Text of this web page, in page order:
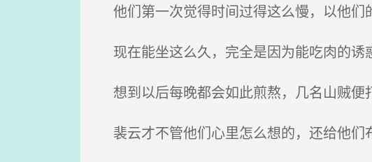
他们第一次觉得时间过得这么慢，以他们
现在能坐这么久，完全是因为能吃肉的诱
想到以后每晚都会如此煎熬，几名山贼便
裴云才不管他们心里怎么想的，还给他们